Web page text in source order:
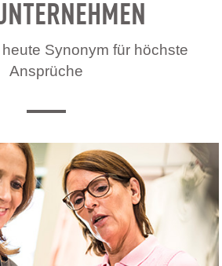
Synonym für höchste
Ansprüche